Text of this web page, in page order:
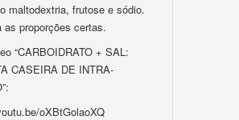
maltodextria, frutose e sódio.
as proporções certas.
“CARBOIDRATO + SAL:
CASEIRA DE INTRA-
oXBtGolaoXQ